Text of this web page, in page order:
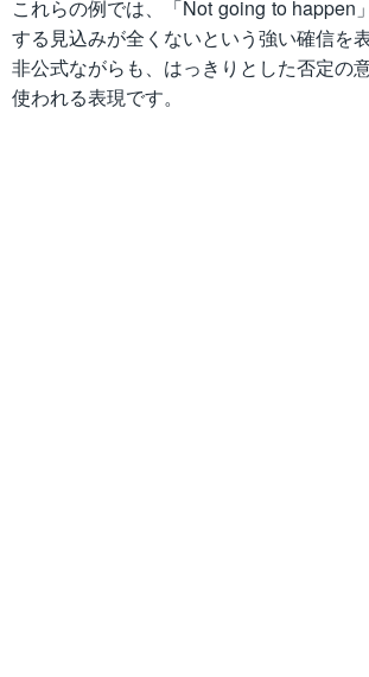
これらの例では、「Not going to happen
する見込みが全くないという強い確信を
非公式ながらも、はっきりとした否定の
使われる表現です。